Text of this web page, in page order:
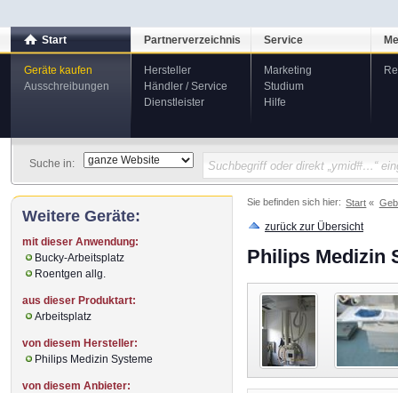
Start
Geräte kaufen
Ausschreibungen
Partnerverzeichnis
Hersteller
Händler / Service
Dienstleister
Service
Marketing
Studium
Hilfe
Suche in:
Sie befinden sich hier: Start
zurück zur Übersicht
Philips Medizin
Weitere Geräte:
mit dieser Anwendung:
Bucky-Arbeitsplatz
Roentgen allg.
aus dieser Produktart:
Arbeitsplatz
von diesem Hersteller:
Philips Medizin Systeme
von diesem Anbieter: